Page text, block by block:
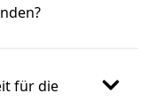
für die